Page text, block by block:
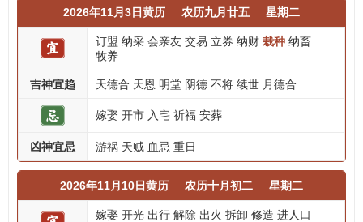
2026年11月3日黄历 农历九月廿五 星期二
订盟 纳采 会亲友 交易 立券 纳财 栽种 纳畜
牧养
吉神宜趋 天德合 天恩 明堂 阴德 不将 续世 月德合
嫁娶 开市 入宅 祈福 安葬
凶神宜忌 游祸 天贼 血忌 重日
2026年11月10日黄历 农历十月初二 星期二
嫁娶 开光 出行 解除 出火 拆卸 修造 进人口